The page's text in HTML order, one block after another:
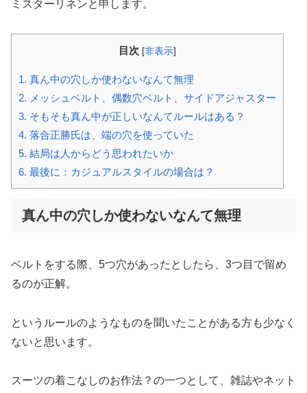
ミスターリネンと申します。
目次 [非表示]
1. 真ん中の穴しか使わないなんて無理
2. メッシュベルト、偶数穴ベルト、サイドアジャスター
3. そもそも真ん中が正しいなんてルールはある？
4. 落合正勝氏は、端の穴を使っていた
5. 結局は人からどう思われたいか
6. 最後に：カジュアルスタイルの場合は？
真ん中の穴しか使わないなんて無理
ベルトをする際、5つ穴があったとしたら、3つ目で留め
るのが正解。
というルールのようなものを聞いたことがある方も少なく
ないと思います。
スーツの着こなしのお作法？の一つとして、雑誌やネット